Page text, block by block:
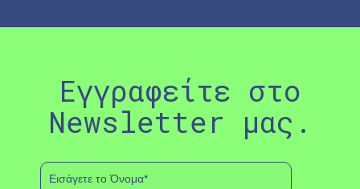
Εγγραφείτε στο
Newsletter μας.